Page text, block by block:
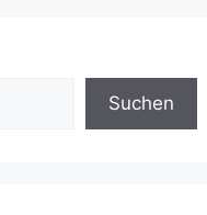
Suchen